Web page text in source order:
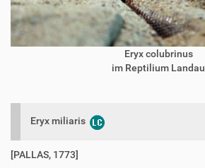
Eryx colubrinus
im Reptilium Landau
Eryx miliaris
[PALLAS, 1773]